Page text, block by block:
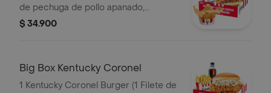
de pechuga de pollo apanado,
pepinillos, mayonesa premium y
de Salsa 100g
$ 34.900
Big Box Kentucky Coronel
1 Kentucky Coronel Burger (1 Filete de